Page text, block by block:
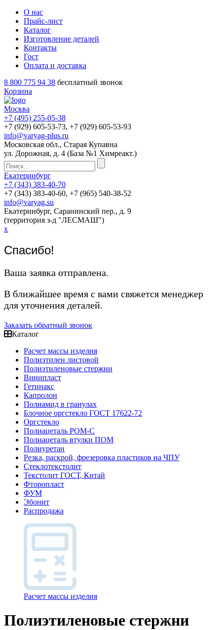
О нас
Прайс-лист
Каталог
Изготовление деталей
Контакты
Гост
Оплата и доставка
8 800 775 94 38 бесплатный звонок
Корзина
Москва
+7 (495) 255-05-38
+7 (929) 605-53-73, +7 (929) 605-53-93
info@varyag-plus.ru
Московская обл., Старая Купавна
ул. Дорожная, д. 4 (База №1 Химреакт.)
Екатеринбург
+7 (343) 383-40-70
+7 (343) 383-40-60, +7 (965) 540-38-52
info@varyag.su
Екатеринбург, Саранинский пер., д. 9
(территория з-д "ЛЕСМАШ")
x
Спасибо!
Ваша заявка отправлена.
В ближайшее время с вами свяжется менеджер
для уточнения деталей.
Заказать обратный звонок
Каталог
Расчет массы изделия
Полиэтилен листовой
Полиэтиленовые стержни
Винипласт
Гетинакс
Капролон
Полиамид в гранулах
Блочное оргстекло ГОСТ 17622-72
Оргстекло
Полиацеталь POM-C
Полиацеталь втулки ПОМ
Полиуретан
Резка, раскрой, фрезеровка пластиков на ЧПУ
Стеклотекстолит
Текстолит ГОСТ, Китай
Фторопласт
ФУМ
Эбонит
Распродажа
Расчет массы изделия
Полиэтиленовые стержни